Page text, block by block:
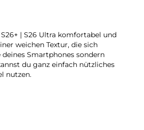
| S26 Ultra komfortabel und
weichen Textur, die sich
Smartphones sondern
du ganz einfach nützliches
nutzen.